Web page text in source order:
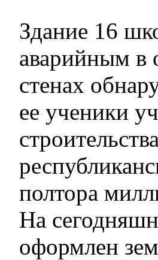
Здание 16
аварийным в
стенах
ее ученики
полтора
На
оформлен